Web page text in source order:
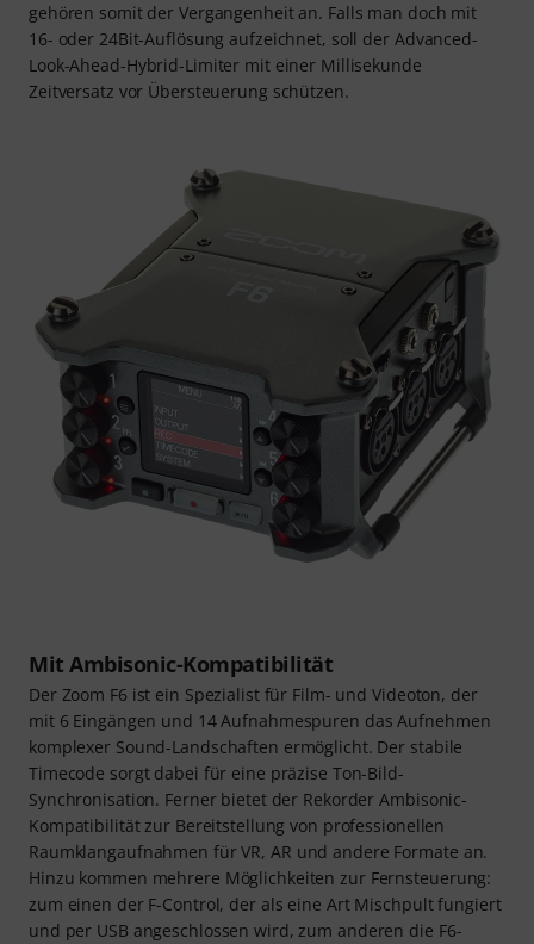
gehören somit der Vergangenheit an. Falls man doch mit
16- oder 24Bit-Auflösung aufzeichnet, soll der Advanced-
Look-Ahead-Hybrid-Limiter mit einer Millisekunde
Zeitversatz vor Übersteuerung schützen.
Mit Ambisonic-Kompatibilität
Der Zoom F6 ist ein Spezialist für Film- und Videoton, der
mit 6 Eingängen und 14 Aufnahmespuren das Aufnehmen
komplexer Sound-Landschaften ermöglicht. Der stabile
Timecode sorgt dabei für eine präzise Ton-Bild-
Synchronisation. Ferner bietet der Rekorder Ambisonic-
Kompatibilität zur Bereitstellung von professionellen
Raumklangaufnahmen für VR, AR und andere Formate an.
Hinzu kommen mehrere Möglichkeiten zur Fernsteuerung:
zum einen der F-Control, der als eine Art Mischpult fungiert
und per USB angeschlossen wird, zum anderen die F6-